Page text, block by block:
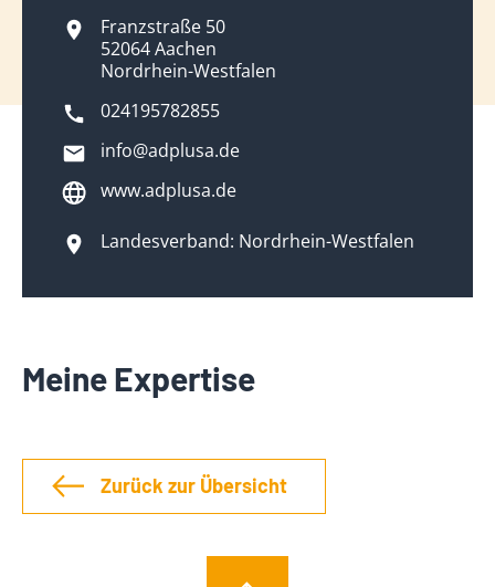
Franzstraße 50
52064 Aachen
Nordrhein-Westfalen
024195782855
info@adplusa.de
www.adplusa.de
Landesverband: Nordrhein-Westfalen
Meine Expertise
Zurück zur Übersicht